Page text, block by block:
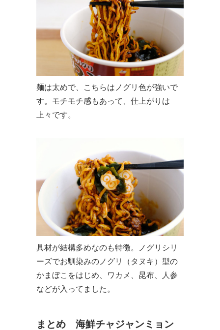
麺は太めで、こちらはノグリ色が強いで
す。モチモチ感もあって、仕上がりは
上々です。
具材が結構多めなのも特徴。ノグリシリ
ーズでお馴染みのノグリ（タヌキ）型の
かまぼこをはじめ、ワカメ、昆布、人参
などが入ってました。
まとめ 海鮮チャジャンミョン